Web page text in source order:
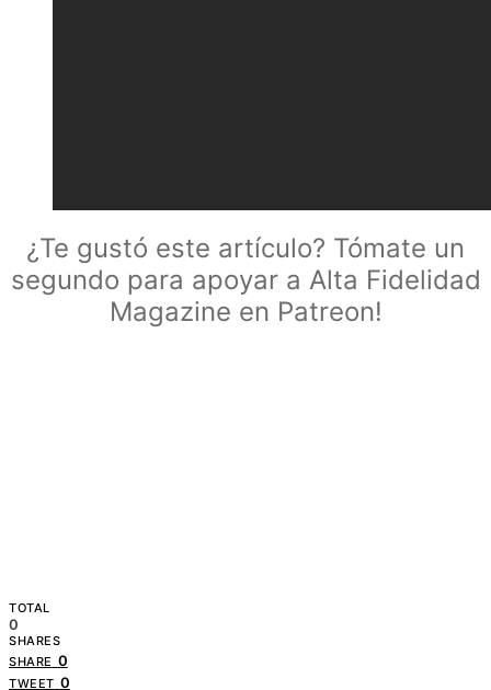
¿Te gustó este artículo? Tómate un
segundo para apoyar a Alta Fidelidad
Magazine en Patreon!
TOTAL
0
SHARES
SHARE 0
TWEET 0